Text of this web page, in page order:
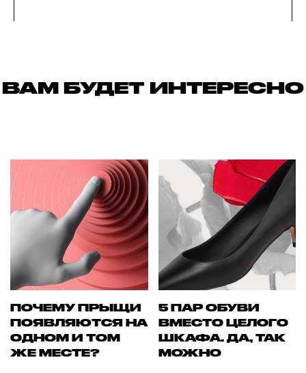
ВАМ БУДЕТ ИНТЕРЕСНО
ПОЧЕМУ ПРЫЩИ
ПОЯВЛЯЮТСЯ НА
ОДНОМ И ТОМ
ЖЕ МЕСТЕ?
5 ПАР ОБУВИ
ВМЕСТО ЦЕЛОГО
ШКАФА. ДА, ТАК
МОЖНО